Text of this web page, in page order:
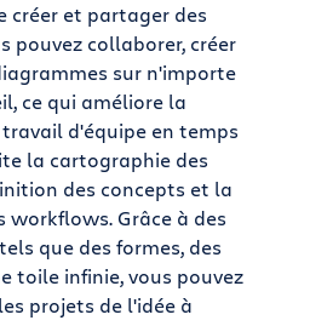
créer et partager des
pouvez collaborer, créer
sur n'importe
ce qui améliore la
d'équipe en temps
la cartographie des
des concepts et la
workflows. Grâce à des
que des formes, des
toile infinie, vous pouvez
projets de l'idée à